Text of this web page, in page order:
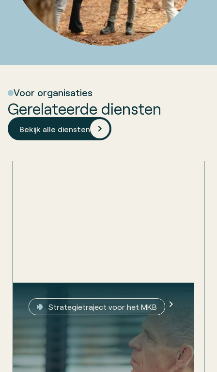
Voor organisaties
Gerelateerde diensten
Bekijk alle diensten
Strategietraject voor het MKB